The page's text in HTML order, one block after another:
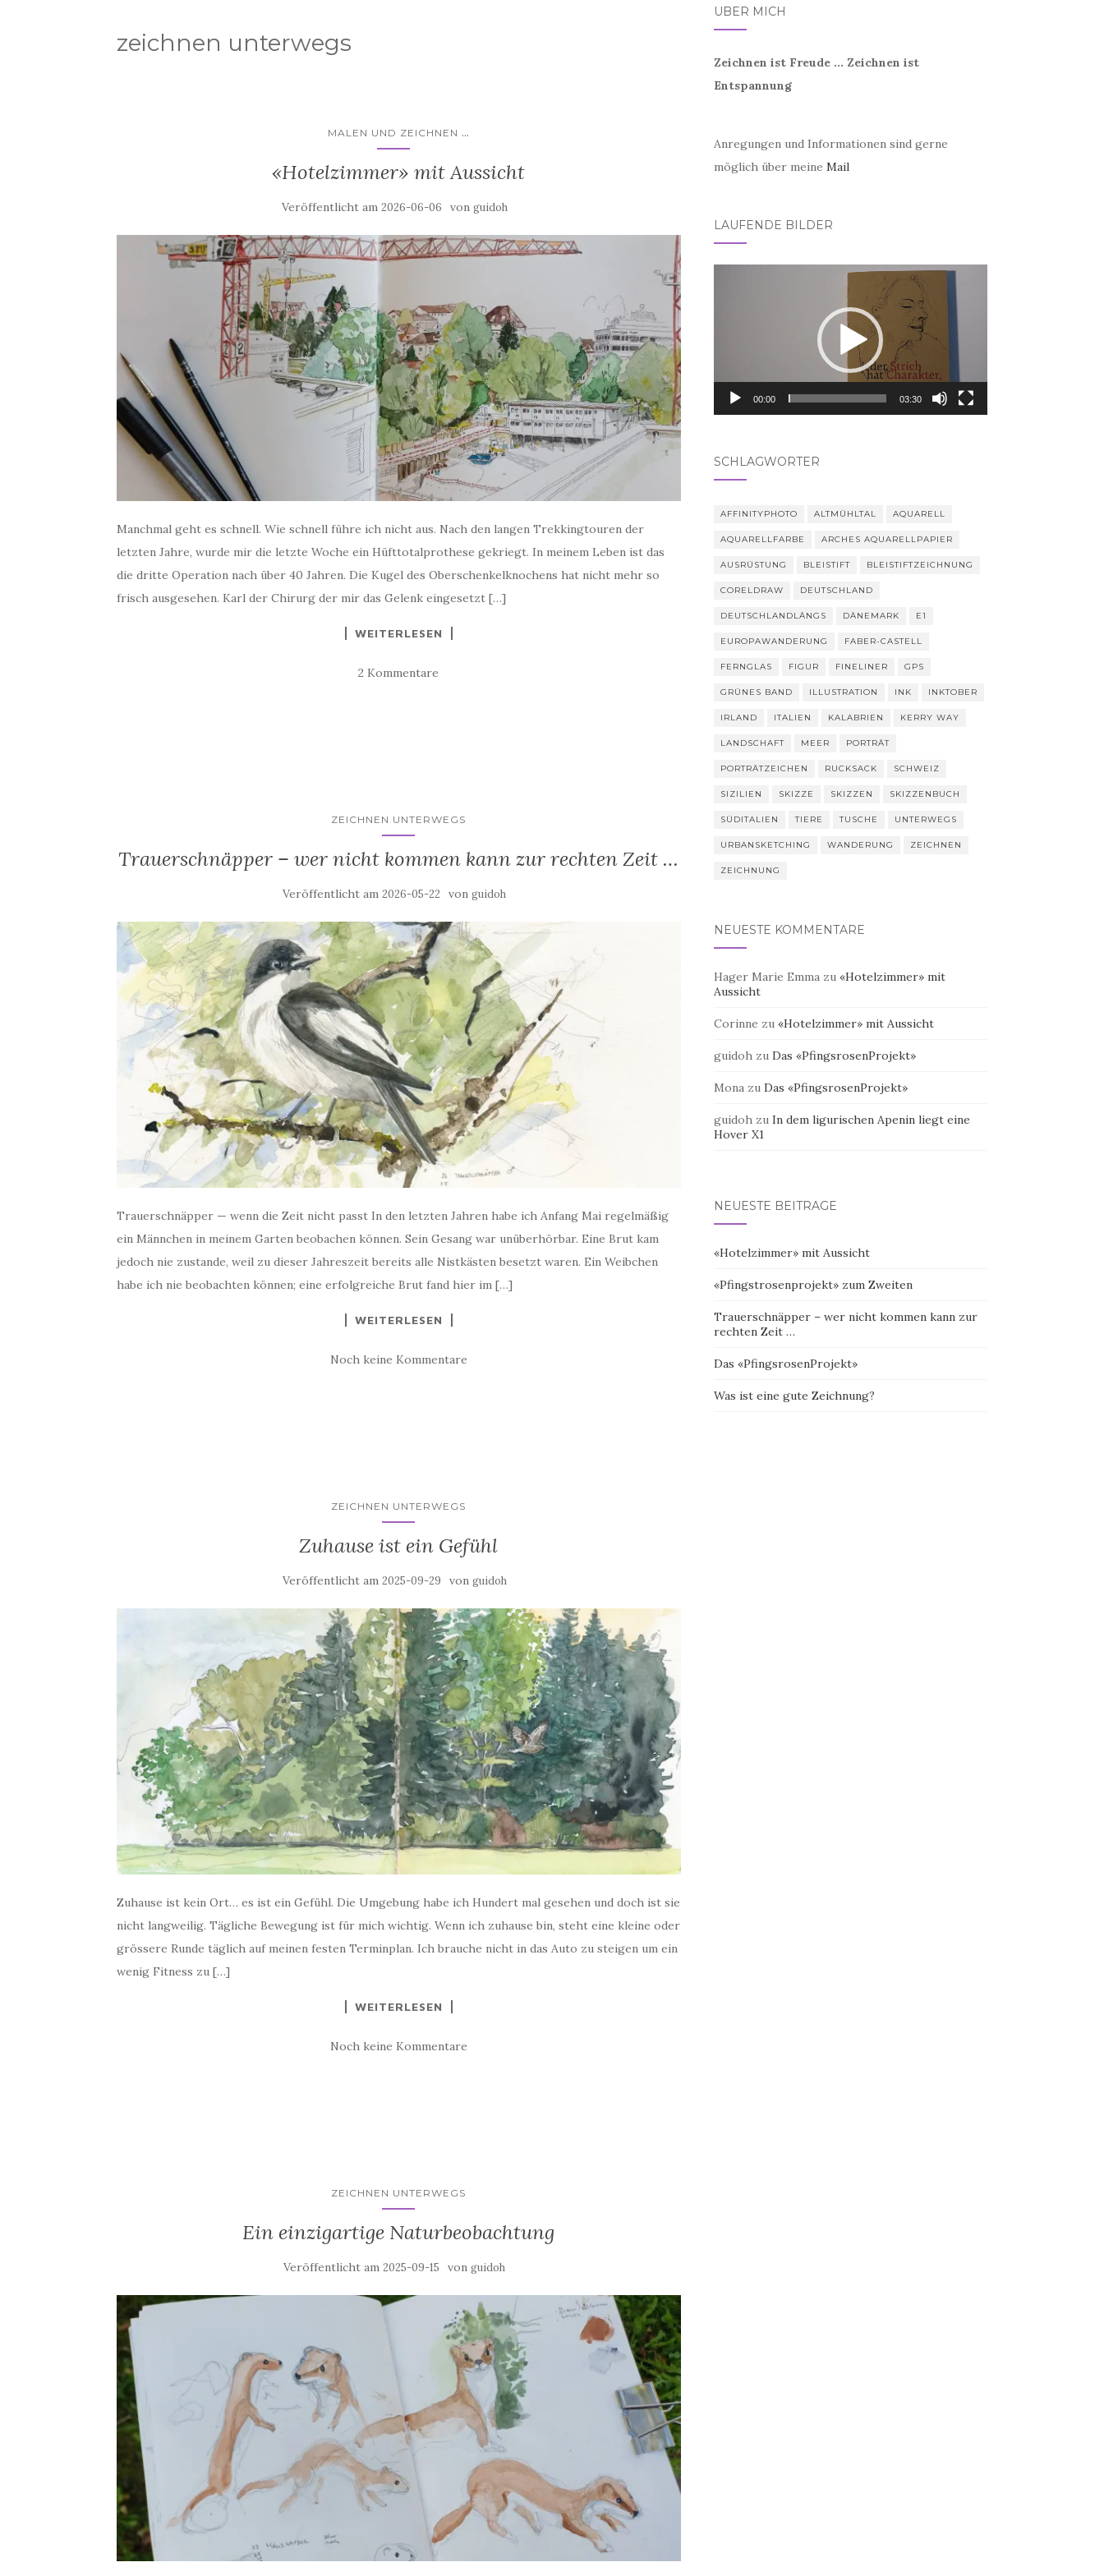
zeichnen unterwegs
MALEN UND ZEICHNEN ...
«Hotelzimmer» mit Aussicht
Veröffentlicht am 2026-06-06 von guidoh
Manchmal geht es schnell. Wie schnell führe ich nicht aus. Nach den langen Trekkingtouren der
letzten Jahre, wurde mir die letzte Woche ein Hüfttotalprothese gekriegt. In meinem Leben ist das
die dritte Operation nach über 40 Jahren. Die Kugel des Oberschenkelknochens hat nicht mehr so
frisch ausgesehen. Karl der Chirurg der mir das Gelenk eingesetzt […]
WEITERLESEN
2 Kommentare
ZEICHNEN UNTERWEGS
Trauerschnäpper – wer nicht kommen kann zur rechten Zeit …
Veröffentlicht am2026-05-22 vonguidoh
Trauerschnäpper — wenn die Zeit nicht passt In den letzten Jahren habe ich Anfang Mai regelmäßig
ein Männchen in meinem Garten beobachen können. Sein Gesang war unüberhörbar. Eine Brut kam
jedoch nie zustande, weil zu dieser Jahreszeit bereits alle Nistkästen besetzt waren. Ein Weibchen
habe ich nie beobachten können; eine erfolgreiche Brut fand hier im […]
WEITERLESEN
Noch keine Kommentare
ZEICHNEN UNTERWEGS
Zuhause ist ein Gefühl
Veröffentlicht am 2025-09-29 von guidoh
Zuhause ist kein Ort… es ist ein Gefühl. Die Umgebung habe ich Hundert mal gesehen und doch ist sie
nicht langweilig. Tägliche Bewegung ist für mich wichtig. Wenn ich zuhause bin, steht eine kleine oder
grössere Runde täglich auf meinen festen Terminplan. Ich brauche nicht in das Auto zu steigen um ein
wenig Fitness zu […]
WEITERLESEN
Noch keine Kommentare
ZEICHNEN UNTERWEGS
Ein einzigartige Naturbeobachtung
Veröffentlicht am2025-09-15 vonguidoh
ÜBER MICH
Zeichnen ist Freude ... Zeichnen ist
Entspannung
Anregungen und Informationen sind gerne
möglich über meine Mail
LAUFENDE BILDER
00:00 03:30
SCHLAGWÖRTER
AFFINITYPHOTO ALTMÜHLTAL AQUARELL
AQUARELLFARBE ARCHES AQUARELLPAPIER
AUSRÜSTUNG BLEISTIFT BLEISTIFTZEICHNUNG
CORELDRAW DEUTSCHLAND
DEUTSCHLANDLÄNGS DÄNEMARK E1
EUROPAWANDERUNG FABER-CASTELL
FERNGLAS FIGUR FINELINER GPS
GRÜNES BAND ILLUSTRATION INK INKTOBER
IRLAND ITALIEN KALABRIEN KERRY WAY
LANDSCHAFT MEER PORTRÄT
PORTRÄTZEICHEN RUCKSACK SCHWEIZ
SIZILIEN SKIZZE SKIZZEN SKIZZENBUCH
SÜDITALIEN TIERE TUSCHE UNTERWEGS
URBANSKETCHING WANDERUNG ZEICHNEN
ZEICHNUNG
NEUESTE KOMMENTARE
Hager Marie Emmazu «Hotelzimmer» mit
Aussicht
Corinne zu «Hotelzimmer» mit Aussicht
guidohzu Das «PfingsrosenProjekt»
Monazu Das «PfingsrosenProjekt»
guidohzu In dem ligurischen Apenin liegt eine
Hover X1
NEUESTE BEITRÄGE
«Hotelzimmer» mit Aussicht
«Pfingstrosenprojekt» zum Zweiten
Trauerschnäpper – wer nicht kommen kann zur
rechten Zeit …
Das «PfingsrosenProjekt»
Was ist eine gute Zeichnung?